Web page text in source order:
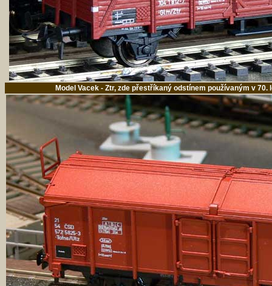
Model Vacek - Ztr, zde přestříkaný odstínem používaným v